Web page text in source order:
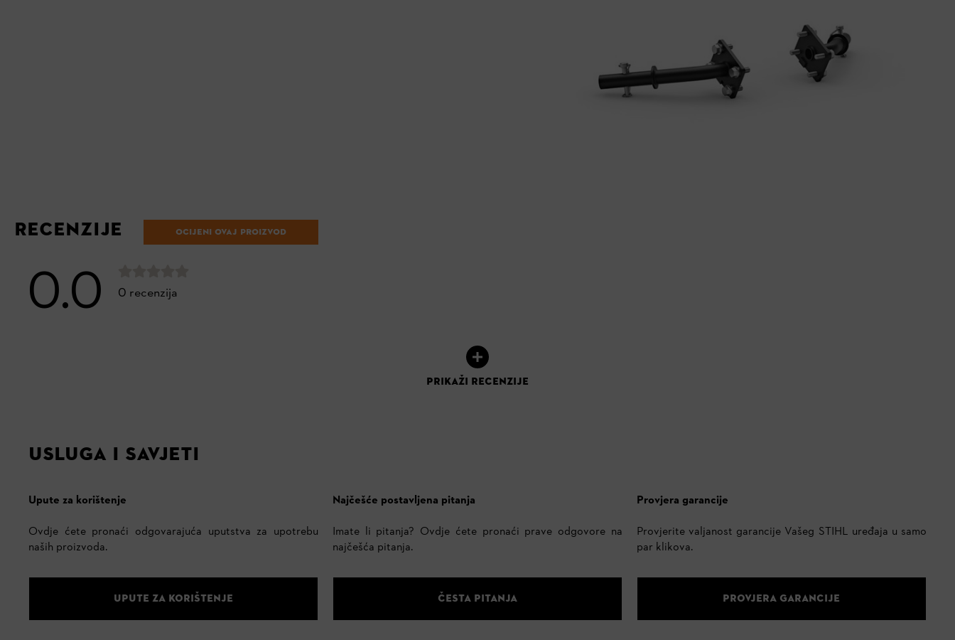
RECENZIJE OCIJENI OVAJ PROIZVOD
0.0 0 recenzija
PRIKAŽI RECENZIJE
USLUGA I SAVJETI
Upute za korištenje
Ovdje ćete pronaći odgovarajuća uputstva za upotrebu
naših proizvoda.
UPUTE ZA KORIŠTENJE
Najčešće postavljena pitanja
Imate li pitanja? Ovdje ćete pronaći prave odgovore na
najčešća pitanja.
ČESTA PITANJA
Provjera garancije
Provjerite valjanost garancije Vašeg STIHL uređaja u samo
par klikova.
PROVJERA GARANCIJE